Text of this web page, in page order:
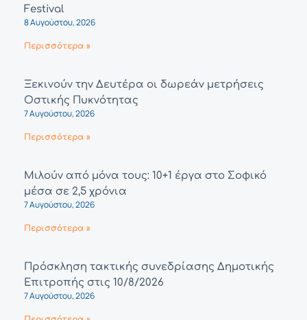
Festival
8 Αυγούστου, 2026
Περισσότερα »
Ξεκινούν την Δευτέρα οι δωρεάν μετρήσεις
Οστικής Πυκνότητας
7 Αυγούστου, 2026
Περισσότερα »
Μιλούν από μόνα τους: 10+1 έργα στο Σοφικό
μέσα σε 2,5 χρόνια
7 Αυγούστου, 2026
Περισσότερα »
Πρόσκληση τακτικής συνεδρίασης Δημοτικής
Επιτροπής στις 10/8/2026
7 Αυγούστου, 2026